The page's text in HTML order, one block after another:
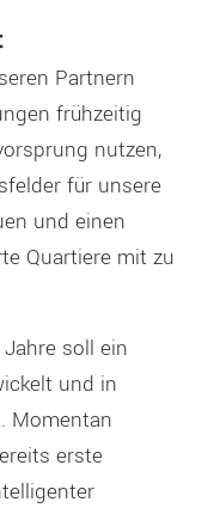
Partnern
frühzeitig
nutzen,
für unsere
und einen
Quartiere mit zu
soll ein
und in
Momentan
erste